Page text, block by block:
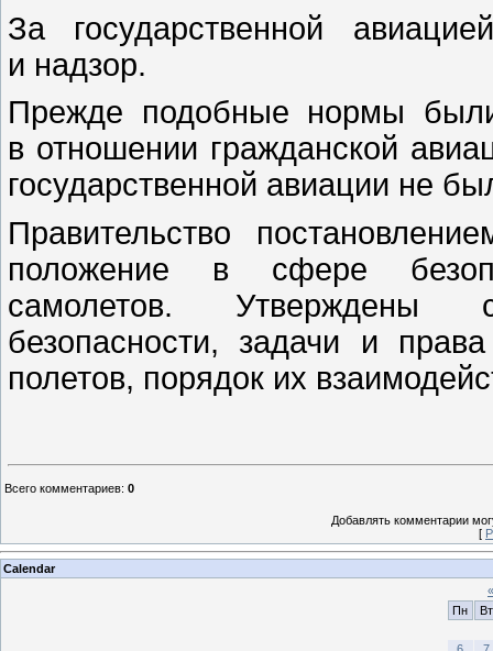
За государственной
и надзор.
Прежде подобные нормы были
в отношении гражданской
государственной авиации не
Правительство
положение в сфере
самолетов. Утверждены
безопасности, задачи и
полетов, порядок их
Всего комментариев: 0
Добавлять комментарии
[
Calendar
«
Пн
Вт